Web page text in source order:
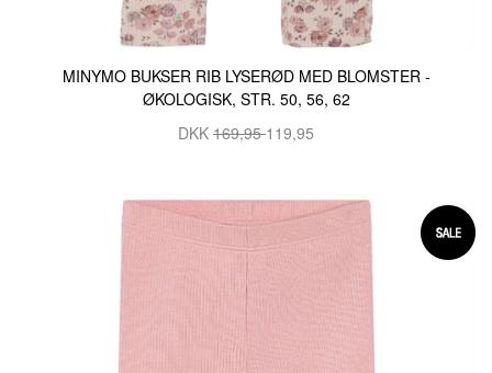
MINYMO BUKSER RIB LYSERØD MED BLOMSTER -
ØKOLOGISK, STR. 50, 56, 62
DKK 169,95119,95